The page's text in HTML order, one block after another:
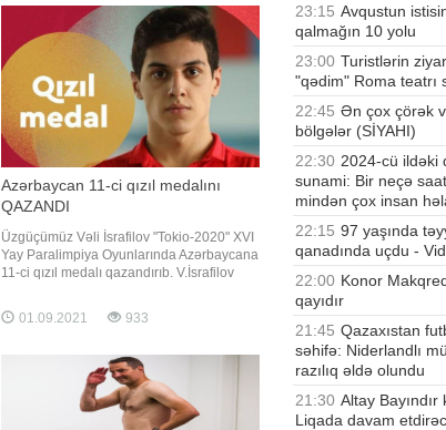
Azərbaycan 11-ci qızıl medalını
QAZANDI
Üzgüçümüz Vəli İsrafilov "Tokio-2020" XVI
Yay Paralimpiya Oyunlarında Azərbaycana
11-ci qızıl medalı qazandırıb. V.İsrafilov
üzgüçülük yarışında məsafəni 1 dəqiqə
04,86 saniyəyə qət edərək bütün
çempionu olub. Təmsilçimiz
01.09.2021 933
23:15 Avqustun
qalmağın 10 yolu
23:00 Turistlərin
"qədim" Roma teatrı
22:45 Ən çox çörək
bölgələr (SİYAHI)
22:30 2024-cü ildəki
sunami: Bir neçə
mindən çox insan
22:15 97 yaşında
qanadında uçdu -
22:00 Konor
qayıdır
21:45 Qazaxıstan
səhifə: Niderlandlı
razılıq əldə olundu
21:30 Altay Bayındır
Liqada davam